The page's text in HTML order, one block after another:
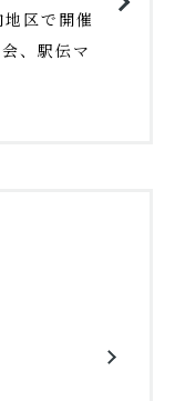
区で開催
、駅伝マ